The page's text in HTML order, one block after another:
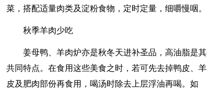
菜，搭配适量肉类及淀粉食物，定时定量，细嚼慢咽。
秋季羊肉少吃
姜母鸭、羊肉炉亦是秋冬天进补圣品，高油脂是其
共同特点。在食用这些美食之时，若可先去掉鸭皮、羊
皮及肥肉部份再食用，喝汤时除去上层浮油再喝。如